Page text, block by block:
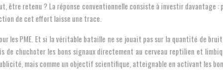
être retenu ? La réponse conventionnelle consiste à investir davantage
de cet effort laisse une trace.
PME. Et si la véritable bataille ne se jouait pas sur la quantité de
de chuchoter les bons signaux directement au cerveau reptilien et
mais comme un objectif scientifique, atteignable en activant les